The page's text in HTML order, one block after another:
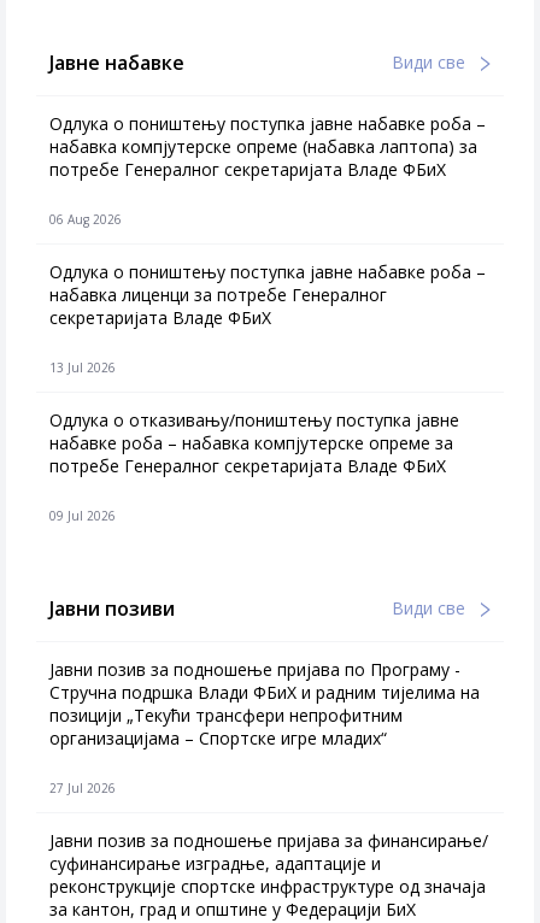
Јавне набавке Види све
Одлука о поништењу поступка јавне набавке роба –
набавка компјутерске опреме (набавка лаптопа) за
потребе Генералног секретаријата Владе ФБиХ
06 Aug 2026
Одлука о поништењу поступка јавне набавке роба –
набавка лиценци за потребе Генералног
секретаријата Владе ФБиХ
13 Jul 2026
Одлука о отказивању/поништењу поступка јавне
набавке роба – набавка компјутерске опреме за
потребе Генералног секретаријата Владе ФБиХ
09 Jul 2026
Јавни позиви Види све
Јавни позив за подношење пријава по Програму -
Стручна подршка Влади ФБиХ и радним тијелима на
позицији „Текући трансфери непрофитним
организацијама – Спортске игре младих“
27 Jul 2026
Jавни позив за подношење пријава за финансирање/
суфинансирање изградње, адаптације и
реконструкције спортске инфраструктуре од значаја
за кантон, град и општине у Федерацији БиХ